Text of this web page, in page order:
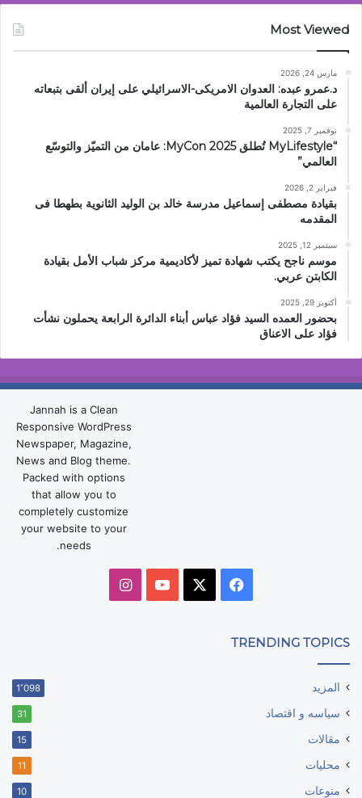
Most Viewed
مارس 24, 2026
د.عمرو عبده: العدوان الامريكى-الاسرائيلي على إيران ألقى بتبعاته
على التجارة العالمية
نوفمبر 7, 2025
“MyLifestyle تُطلق MyCon 2025: عامان من التميّز والتوسّع
العالمي”
فبراير 2, 2026
بقيادة مصطفى إسماعيل مدرسة خالد بن الوليد الثانوية بطهطا فى
المقدمه
سبتمبر 12, 2025
موسم ناجح يكتب شهادة تميز لأكاديمية مركز شباب الأمل بقيادة
الكابتن عربي.
أكتوبر 29, 2025
بحضور العمده السيد فؤاد عباس أبناء الدائرة الرابعة يحملون نشأت
فؤاد على الاعناق
Jannah is a Clean
Responsive WordPress
Newspaper, Magazine,
News and Blog theme.
Packed with options
that allow you to
completely customize
your website to your
needs.
فيسبوك ‫YouTubeانستقرام
TRENDING TOPICS
المزيد 1٬098
سياسه و اقتصاد 31
مقالات 15
محليات 11
منوعات 10